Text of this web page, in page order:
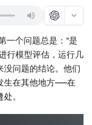
一个问题总是：“是
行模型评估，运行几
没问题的结论。他们
生在其他地方——在
。